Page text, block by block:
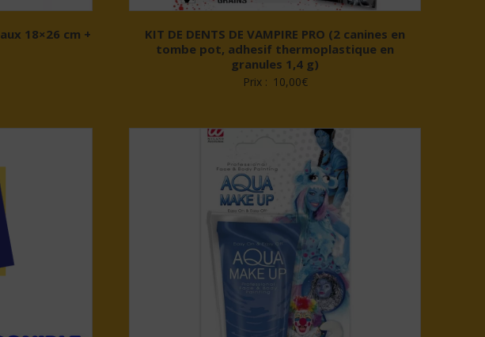
18×26 cm +
KIT DE DENTS DE VAMPIRE PRO (2 canines en
tombe pot, adhesif thermoplastique en
granules 1,4 g)
Prix : 10,00€